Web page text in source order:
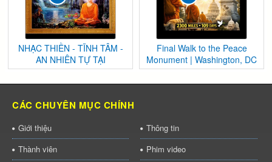
NHẠC THIỀN - TĨNH TÂM -
AN NHIÊN TỰ TẠI
Final Walk to the Peace
Monument | Washington, DC
CÁC CHUYÊN MỤC CHÍNH
Giới thiệu
Thông tin
Thành viên
Phim video